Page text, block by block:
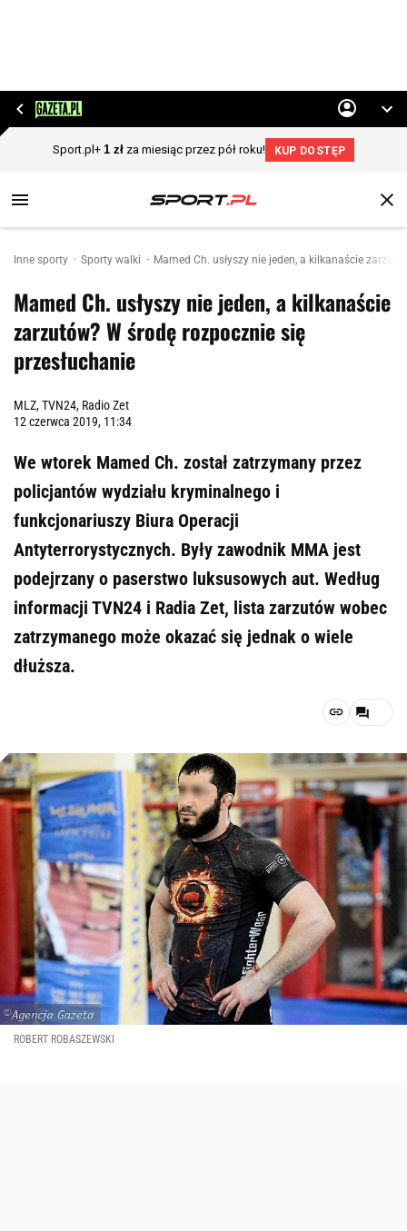
Inne sporty Sporty walki Mamed Ch. usłyszy nie jeden, a kilkanaście
Mamed Ch. usłyszy nie jeden, a kilkanaście
zarzutów? W środę rozpocznie się
przesłuchanie
MLZ, TVN24, Radio Zet
12 czerwca 2019, 11:34
We wtorek Mamed Ch. został zatrzymany przez
policjantów wydziału kryminalnego i
funkcjonariuszy Biura Operacji
Antyterrorystycznych. Były zawodnik MMA jest
podejrzany o paserstwo luksusowych aut. Według
informacji TVN24 i Radia Zet, lista zarzutów wobec
zatrzymanego może okazać się jednak o wiele
dłuższa.
ROBERT ROBASZEWSKI